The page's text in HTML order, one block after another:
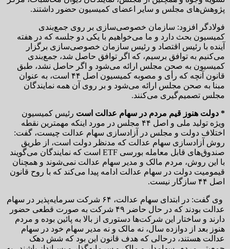
پژوهش‌های مجلس و سایر اعضای کمیسیون حضور داشتند.
فولادگر افزود: سازمان خصوصی‌سازی بر روی جمع‌بندی
کمیسیون بحث دارد و ما می‌خواهیم با یکی دو جلسه که در هفته
آینده با رئیس اقتصاد و رئیس سازمان خصوصی‌سازی برگزار
می‌کنیم به توافق برسیم، که اگر توافق حاصل شد، جمع‌بندی
کمیسیون به صحن مجلس ارائه می‌شود و اگر حاصل نشد، طبق
قانون آنچه که رأی و مصوبه کمیسیون اصل ۴۴ است، به عنوان
مبنا به صحن مجلس ارائه می‌شود و بر روی آن همه نمایندگان
مجلس تصمیم‌گیری می‌کنند.
* دولت هنوز قیم مردم در سهام عدالت است رئیس کمیسیون
ویژه تولید ملی و اصل ۴۴ مجلس در مورد اینکه مهمترین نقطه
اختلاف دولت و مجلس در آزادسازی سهام عدالت چیست، گفت:
روش آزادسازی سهام عدالت که مدنظر دولت است، از طریق
صندوق‌های قابل معامله بورسی ETF است که نمایندگان می‌گویند
با این روش، مردم مالک و مدیر سهام عدالت نمی‌شوند و همچنان
قیمومیت دولت در سهام عدالت ادامه پیدا می‌کند که با روح قانون
اصل ۴۴ سازگار نیست.
وی گفت: در ابتدای سهام عدالت، ۶۴ شرکت سرمایه‌پذیر در سهام
عدالت بودند که در حال حاضر ۴۹ شرکت به صورت قطعی حضور
دارند و ساختار این شرکت‌ها دستوری از بالا به پائین بوده و مردم
هنوز بعد از دوازده‌ سال، نه مالک و نه مدیر سهام خود در سهام
عدالت هستند، درحالی که هدف قانون این بود که شش دهک